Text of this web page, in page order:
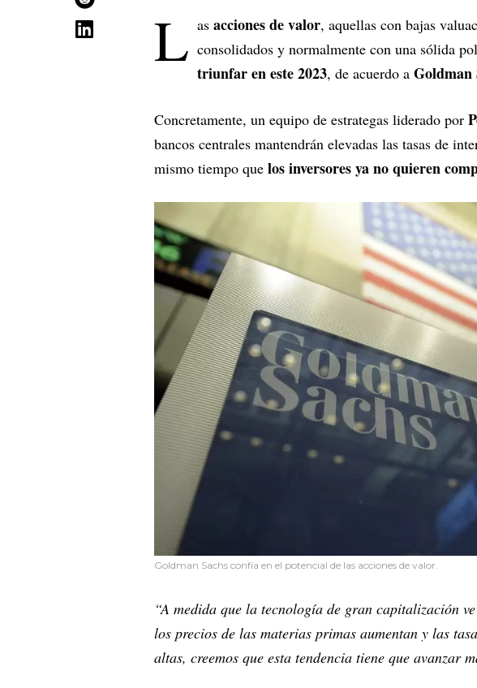
L as acciones de valor, aquellas con bajas
consolidados y normalmente con una sólida
triunfar en este 2023, de acuerdo a Goldman
Concretamente, un equipo de estrategas liderado por
bancos centrales mantendrán elevadas las tasas de
mismo tiempo que los inversores ya no quieren
Goldman Sachs confía en el potencial de las acciones de valor.
“A medida que la tecnología de gran capitalización
los precios de las materias primas aumentan y las
altas, creemos que esta tendencia tiene que avanzar